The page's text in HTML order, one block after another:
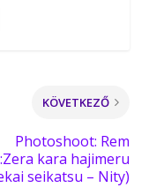
KÖVETKEZŐ
Photoshoot: Rem
kara hajimeru
seikatsu – Nity)